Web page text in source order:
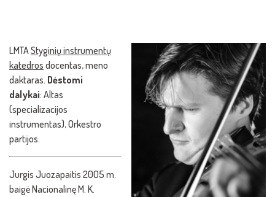
LMTAStyginių instrumentų
katedros docentas, meno
daktaras. Dėstomi
dalykai: Altas
(specializacijos
instrumentas), Orkestro
partijos.
Jurgis Juozapaitis 2005 m.
baigė Nacionalinę M. K.